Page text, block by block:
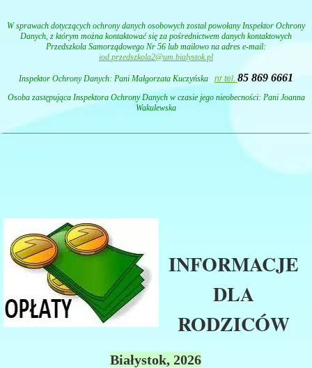
W sprawach dotyczących ochrony danych osobowych został powołany Inspektor Ochrony
Danych, z którym można kontaktować się za pośrednictwem danych kontaktowych
Przedszkola Samorządowego Nr 56 lub mailowo na adres e-mail:
iod.przedszkola2@um.bialystok.pl
Inspektor Ochrony Danych: Pani Małgorzata Kuczyńska nr tel. 85 869 6661
Osoba zastępująca Inspektora Ochrony Danych w czasie jego nieobecności: Pani Joanna
Wakulewska
INFORMACJE
DLA
RODZICÓW
Białystok, 2026